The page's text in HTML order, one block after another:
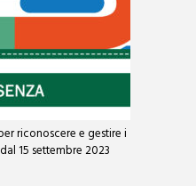
riconoscere e gestire i
15 settembre 2023